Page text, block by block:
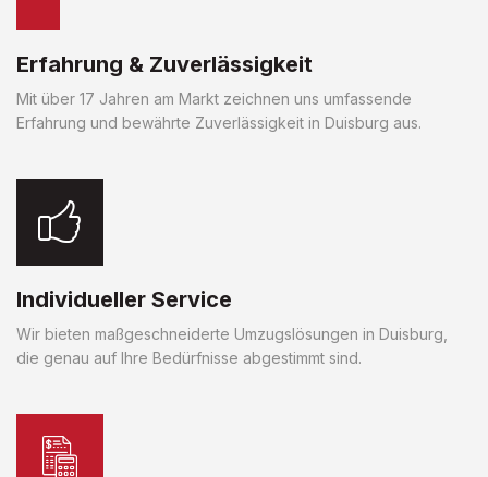
Erfahrung & Zuverlässigkeit
Mit über 17 Jahren am Markt zeichnen uns umfassende
Erfahrung und bewährte Zuverlässigkeit in Duisburg aus.
Individueller Service
Wir bieten maßgeschneiderte Umzugslösungen in Duisburg,
die genau auf Ihre Bedürfnisse abgestimmt sind.